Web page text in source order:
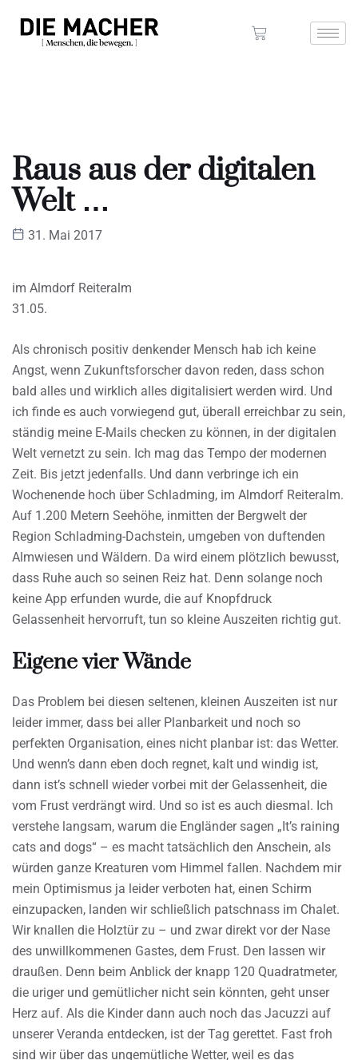
Raus aus der digitalen
Welt …
31. Mai 2017
im Almdorf Reiteralm
31.05.
Als chronisch positiv denkender Mensch hab ich keine
Angst, wenn Zukunftsforscher davon reden, dass schon
bald alles und wirklich alles digitalisiert werden wird. Und
ich finde es auch vorwiegend gut, überall erreichbar zu sein,
ständig meine E-Mails checken zu können, in der digitalen
Welt vernetzt zu sein. Ich mag das Tempo der modernen
Zeit. Bis jetzt jedenfalls. Und dann verbringe ich ein
Wochenende hoch über Schladming, im Almdorf Reiteralm.
Auf 1.200 Metern Seehöhe, inmitten der Bergwelt der
Region Schladming-Dachstein, umgeben von duftenden
Almwiesen und Wäldern. Da wird einem plötzlich bewusst,
dass Ruhe auch so seinen Reiz hat. Denn solange noch
keine App erfunden wurde, die auf Knopfdruck
Gelassenheit hervorruft, tun so kleine Auszeiten richtig gut.
Eigene vier Wände
Das Problem bei diesen seltenen, kleinen Auszeiten ist nur
leider immer, dass bei aller Planbarkeit und noch so
perfekten Organisation, eines nicht planbar ist: das Wetter.
Und wenn’s dann eben doch regnet, kalt und windig ist,
dann ist’s schnell wieder vorbei mit der Gelassenheit, die
vom Frust verdrängt wird. Und so ist es auch diesmal. Ich
verstehe langsam, warum die Engländer sagen „It’s raining
cats and dogs“ – es macht tatsächlich den Anschein, als
würden ganze Kreaturen vom Himmel fallen. Nachdem mir
mein Optimismus ja leider verboten hat, einen Schirm
einzupacken, landen wir schließlich patschnass im Chalet.
Wir knallen die Holztür zu – und zwar direkt vor der Nase
des unwillkommenen Gastes, dem Frust. Den lassen wir
draußen. Denn beim Anblick der knapp 120 Quadratmeter,
die uriger und gemütlicher nicht sein könnten, geht unser
Herz auf. Als die Kinder dann auch noch das Jacuzzi auf
unserer Veranda entdecken, ist der Tag gerettet. Fast froh
sind wir über das ungemütliche Wetter, weil es das